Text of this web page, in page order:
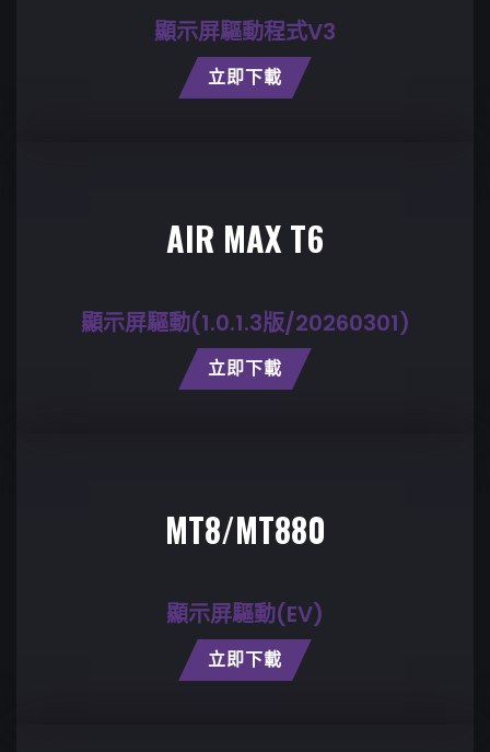
顯示屏驅動程式V3
立即下載
AIR MAX T6
顯示屏驅動(1.0.1.3版/20260301)
立即下載
MT8/MT880
顯示屏驅動(EV)
立即下載